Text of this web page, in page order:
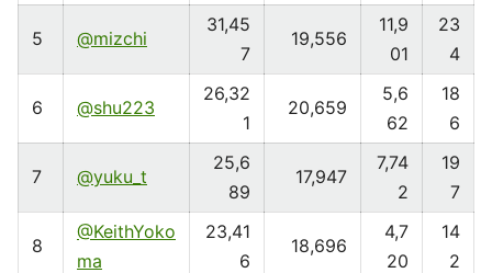
5 @mizchi
31,45
7
19,556
11,9
01
23
4
6 @shu223
26,32
1
20,659
5,6
62
18
6
7 @yuku_t
25,6
89
17,947
7,74
2
19
7
8
@KeithYoko
ma
23,41
6
18,696
4,7
20
14
2